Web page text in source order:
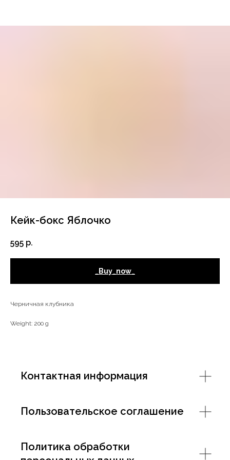
Кейк-бокс Яблочко
595 р.
_Buy_now_
Черничная клубника
Weight: 200 g
Контактная информация
Пользовательское соглашение
Политика обработки